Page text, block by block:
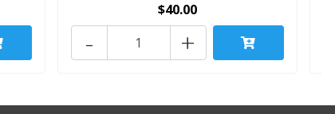
$40.00
+
-